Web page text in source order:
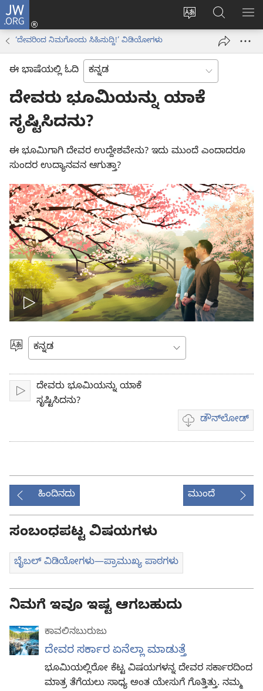
JW.ORG
ವೆಬ್‌ಸೈಟ್‌ನ
ಭಾಷೆಯನ್ನು
ಬದಲಿಸು
ಲಾಗ್
ಇನ್
new
ಹುಡುಕಿ
‘ದೇವರಿಂದ ನಿಮಗೊಂದು ಸಿಹಿಸುದ್ದಿ!’ ವಿಡಿಯೋಗಳು
ಈ ಭಾಷೆಯಲ್ಲಿ ಓದಿ
ದೇವರು ಭೂಮಿಯನ್ನು ಯಾಕೆ
ಸೃಷ್ಟಿಸಿದನು?
ಈ ಭೂಮಿಗಾಗಿ ದೇವರ ಉದ್ದೇಶವೇನು? ಇದು ಮುಂದೆ ಎಂದಾದರೂ
ಸುಂದರ ಉದ್ಯಾನವನ ಆಗುತ್ತಾ?
Play
video
ಭಾಷೆಯನ್ನು
ಆರಿಸಿ
ಪ್ಲೇ
ದೇವರು ಭೂಮಿಯನ್ನು ಯಾಕೆ
ಸೃಷ್ಟಿಸಿದನು?
ಡೌನ್‌ಲೋಡ್‌
ವಿಡಿಯೋ
ಡೌನ್‌ಲೋಡ್
ಹಿಂದಿನದು ಮುಂದೆ
ಸಂಬಂಧಪಟ್ಟ ವಿಷಯಗಳು
ಬೈಬಲ್‌ ವಿಡಿಯೋಗಳು—ಪ್ರಾಮುಖ್ಯ ಪಾಠಗಳು
ನಿಮಗೆ ಇವೂ ಇಷ್ಟ ಆಗಬಹುದು
ಕಾವಲಿನಬುರುಜು
ದೇವರ ಸರ್ಕಾರ ಏನೆಲ್ಲಾ ಮಾಡುತ್ತೆ
ಭೂಮಿಯಲ್ಲಿರೋ ಕೆಟ್ಟ ವಿಷಯಗಳನ್ನ ದೇವರ ಸರ್ಕಾರದಿಂದ
ಮಾತ್ರ ತೆಗೆಯಲು ಸಾಧ್ಯ ಅಂತ ಯೇಸುಗೆ ಗೊತ್ತಿತ್ತು. ನಮ್ಮ